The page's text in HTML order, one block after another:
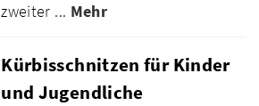
zweiter ... Mehr
Kürbisschnitzen für Kinder
und Jugendliche